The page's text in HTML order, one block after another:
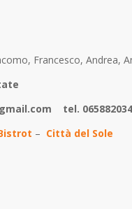
Francesco, Andrea,
tel.
– Città del Sole